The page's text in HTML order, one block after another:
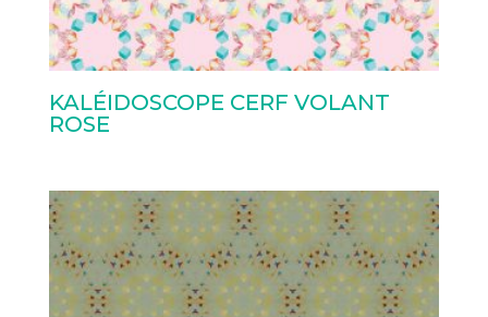
KALÉIDOSCOPE CERF VOLANT
ROSE